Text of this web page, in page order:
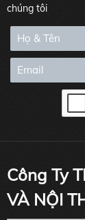
chúng tôi
Công Ty
VÀ NỘI